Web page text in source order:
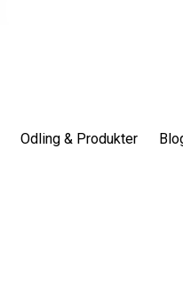
Odling & Produkter